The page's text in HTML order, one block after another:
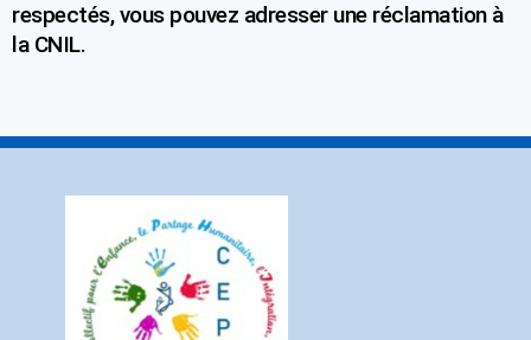
respectés,vous pouvez adresser une réclamation à
la CNIL.